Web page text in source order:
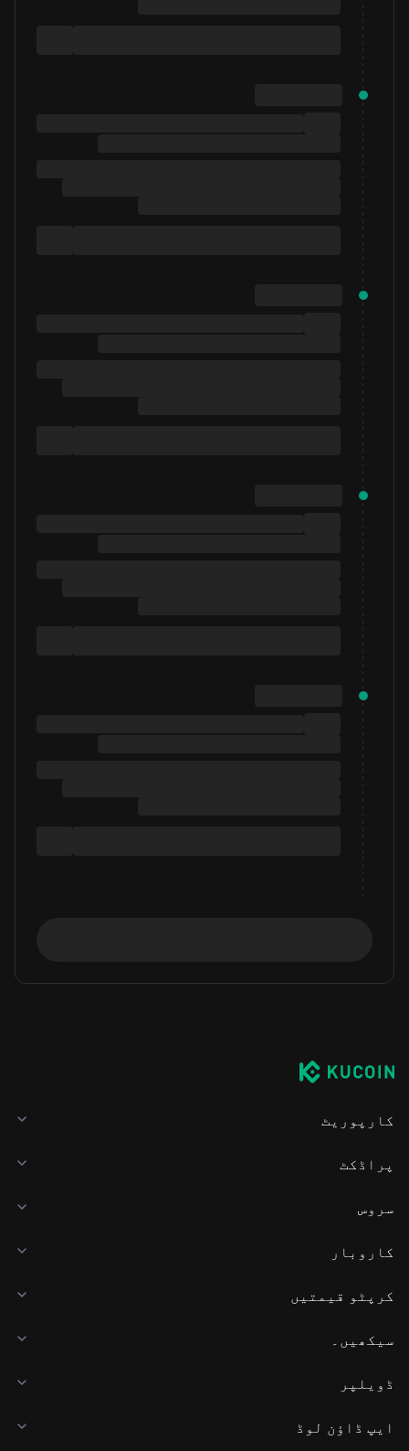
کارپوریٹ
پراڈکٹ
سروس
کاروبار
کرپٹو قیمتیں
سیکھیں۔
ڈویلپر
ایپ ڈاؤن لوڈ